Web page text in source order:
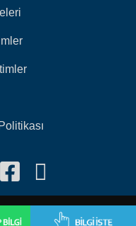
Saklıdır.